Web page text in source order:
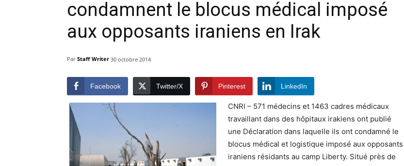
condamnent le blocus médical imposé
aux opposants iraniens en Irak
Par Staff Writer 30 octobre 2014
Facebook Twitter/X Pinterest LinkedIn
CNRI – 571 médecins et 1463 cadres médicaux
travaillant dans des hôpitaux irakiens ont publié
une Déclaration dans laquelle ils ont condamné le
blocus médical et logistique imposé aux opposants
iraniens résidants au camp Liberty. Situé près de